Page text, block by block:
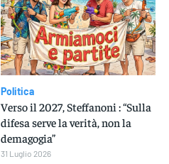
Politica
Verso il 2027, Steffanoni : “Sulla
difesa serve la verità, non la
demagogia”
31 Luglio 2026